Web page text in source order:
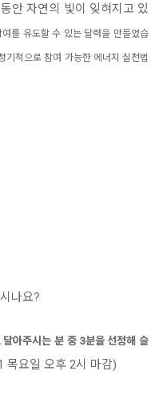
안 자연의 빛이 잊혀지고 있
를 유도할 수 있는 달력을 만들었습
기적으로 참여 가능한 에너지 실천법
나요?
아주시는 분 중 3분을 선정해 슬
목요일 오후 2시 마감)